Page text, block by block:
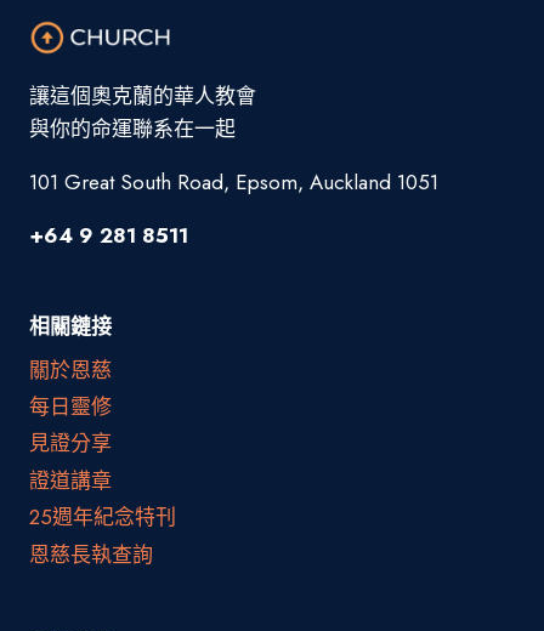
讓這個奧克蘭的華人教會
與你的命運聯系在一起
101 Great South Road, Epsom, Auckland 1051
+64 9 281 8511
相關鏈接
關於恩慈
每日靈修
見證分享
證道講章
25週年紀念特刊
恩慈長執查詢